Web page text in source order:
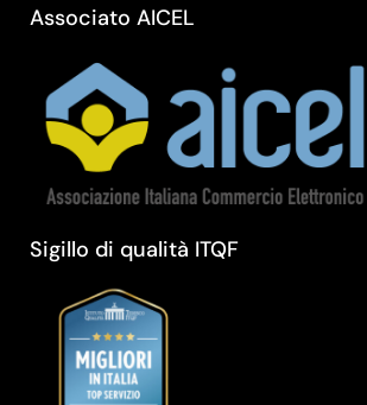
Associato AICEL
Sigillo di qualità ITQF